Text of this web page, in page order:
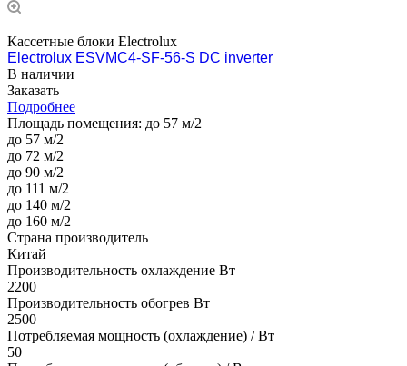
Кассетные блоки Electrolux
Electrolux ESVMC4-SF-56-S DC inverter
В наличии
Заказать
Подробнее
Площадь помещения: до 57 м/2
до 57 м/2
до 72 м/2
до 90 м/2
до 111 м/2
до 140 м/2
до 160 м/2
Страна производитель
Китай
Производительность охлаждение Вт
2200
Производительность обогрев Вт
2500
Потребляемая мощность (охлаждение) / Вт
50